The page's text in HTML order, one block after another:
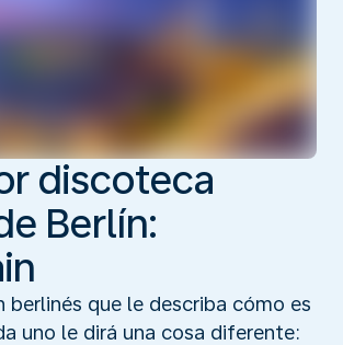
discoteca
Berlín:
berlinés que le describa cómo es
uno le dirá una cosa diferente: